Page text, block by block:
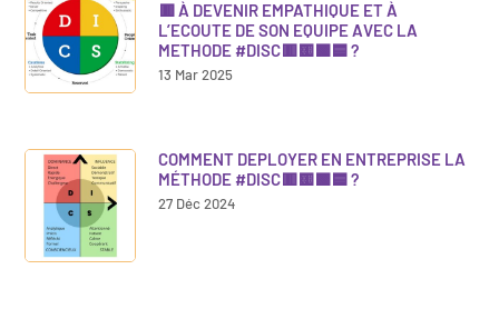
🟥 À DEVENIR EMPATHIQUE ET À
L’ECOUTE DE SON EQUIPE AVEC LA
METHODE #DISC🟥🟨🟩🟦 ?
13 Mar 2025
COMMENT DEPLOYER EN ENTREPRISE LA
MÉTHODE #DISC🟥🟨🟩🟦 ?
27 Déc 2024